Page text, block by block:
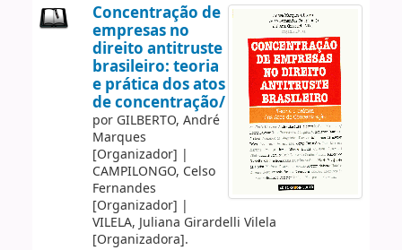
Concentração de
empresas no
direito antitruste
brasileiro: teoria
e prática dos atos
de concentração/
por GILBERTO, André
Marques
[Organizador] |
CAMPILONGO, Celso
Fernandes
[Organizador] |
VILELA, Juliana Girardelli Vilela
[Organizadora].